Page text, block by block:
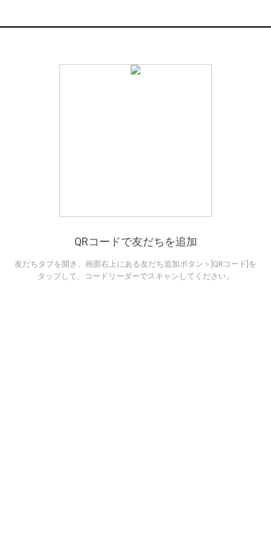
QRコードで友だちを追加
友だちタブを開き、画面右上にある友だち追加ボタン＞[QRコード]を
タップして、コードリーダーでスキャンしてください。